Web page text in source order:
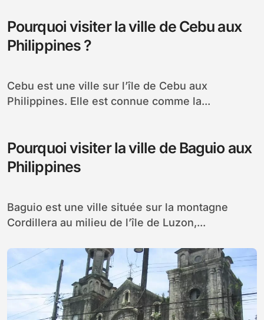
Pourquoi visiter la ville de Cebu aux
Philippines ?
Cebu est une ville sur l’île de Cebu aux
Philippines. Elle est connue comme la...
Pourquoi visiter la ville de Baguio aux
Philippines
Baguio est une ville située sur la montagne
Cordillera au milieu de l’île de Luzon,...